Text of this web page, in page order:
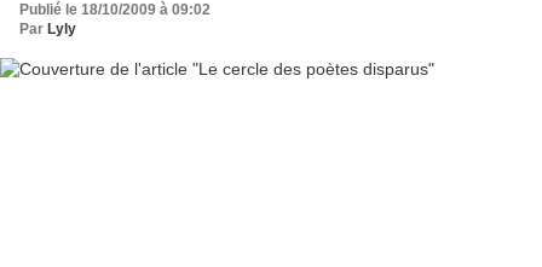
Publié le 18/10/2009 à 09:02
Par Lyly